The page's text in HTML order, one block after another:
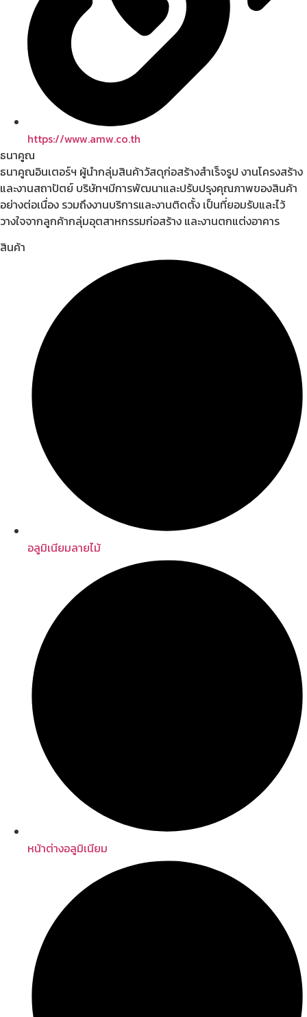
https://www.amw.co.th
ธนาคูณ
ธนาคูณอินเตอร์ฯ ผู้นำกลุ่มสินค้าวัสดุก่อสร้างสำเร็จรูป งานโครงสร้าง
และงานสถาปัตย์ บริษัทฯมีการพัฒนาและปรับปรุงคุณภาพของสินค้า
อย่างต่อเนื่อง รวมถึงงานบริการและงานติดตั้ง เป็นที่ยอมรับและไว้
วางใจจากลูกค้ากลุ่มอุตสาหกรรมก่อสร้าง และงานตกแต่งอาคาร
สินค้า
อลูมิเนียมลายไม้
หน้าต่างอลูมิเนียม